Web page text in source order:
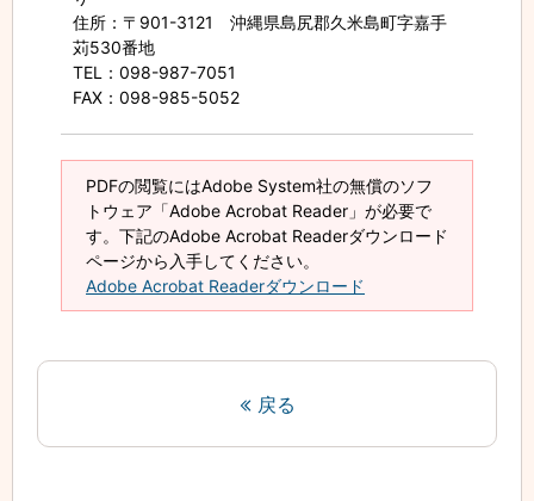
住所 ：〒901-3121 沖縄県島尻郡久米島町字嘉手
苅530番地
TEL
：098-987-7051
FAX ：098-985-5052
PDFの閲覧にはAdobe System社の無償のソフ
トウェア「Adobe Acrobat Reader」が必要で
す。下記のAdobe Acrobat Readerダウンロード
ページから入手してください。
Adobe Acrobat Readerダウンロード
戻る